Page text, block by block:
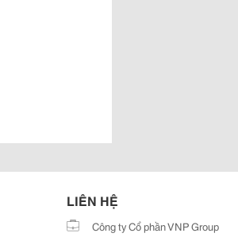
LIÊN HỆ
Công ty Cổ phần VNP Group